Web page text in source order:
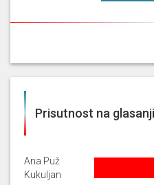
Prisutnost na
Ana Puž
Kukuljan